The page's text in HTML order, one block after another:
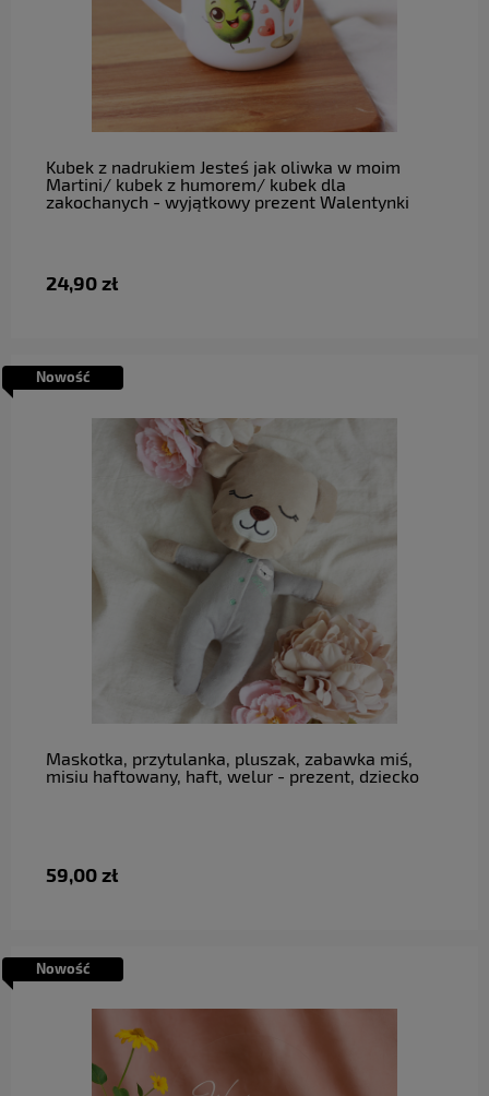
Kubek z nadrukiem Jesteś jak oliwka w moim
Martini/ kubek z humorem/ kubek dla
zakochanych - wyjątkowy prezent Walentynki
24,90 zł
do koszyka
Maskotka, przytulanka, pluszak, zabawka miś,
misiu haftowany, haft, welur - prezent, dziecko
59,00 zł
do koszyka
Nowość
Nowość